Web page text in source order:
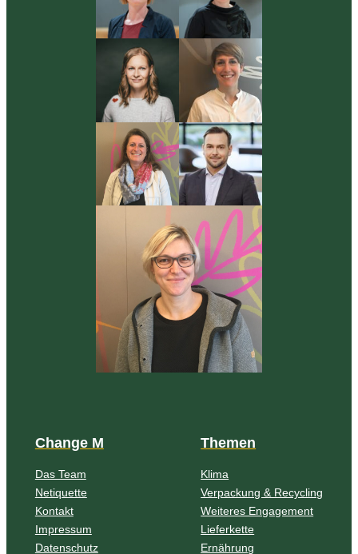
Change M
Das Team
Netiquette
Kontakt
Impressum
Datenschutz
Themen
Klima
Verpackung & Recycling
Weiteres Engagement
Lieferkette
Ernährung